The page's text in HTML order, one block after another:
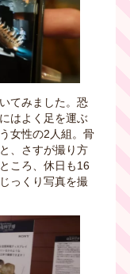
てみました。恐
はよく足を運ぶ
女性の2 人組。骨
、さすが撮り方
ころ、休日も16
っくり写真を撮